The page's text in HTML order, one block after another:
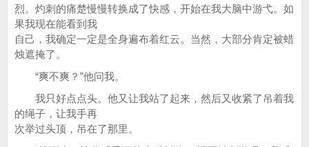
烈。灼刺的痛楚慢慢转换成了快感，开始在我大脑中游弋。如
果我现在能看到我
自己，我确定一定是全身遍布着红云。当然，大部分肯定被蜡
烛遮掩了。
“爽不爽？”他问我。
我只好点点头。他又让我站了起来，然后又收紧了吊着我
的绳子，让我手再
次举过头顶，吊在了那里。